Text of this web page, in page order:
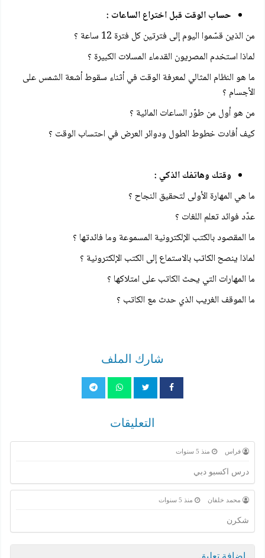
حساب الوقت قبل اختراع الساعات :
من الذين قسّموا اليوم إلى فترتين كل فترة 12 ساعة ؟
لماذا استخدم المصريون القدماء المسلات الكبيرة ؟
ما هو النظام المثالي لمعرفة الوقت في أثناء سقوط أشعة الشمس على
الأجسام ؟
من هو أول من طوّر الساعات المائية ؟
كيف أفادت خطوط الطول ودوائر العرض في احتساب الوقت ؟
وقتك وهاتفك الذكي :
ما هي المهارة الأولى لتحقيق النجاح ؟
عدّد فوائد تعلم اللغات ؟
ما المقصود بالكتب الإلكترونية المسموعة وما فائدتها ؟
لماذا ينصح الكاتب بالاستماع إلى الكتب الإلكترونية ؟
ما المهارات التي يحث الكاتب على امتلاكها ؟
ما الموقف الغريب الذي حدث مع الكاتب ؟
شارك الملف
التعليقات
فراس منذ 5 سنوات
درس اكسبو دبي
محمد خلفان منذ 5 سنوات
شكرن